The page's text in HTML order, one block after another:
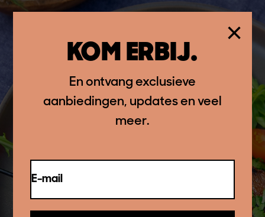
KOM ERBIJ.
En ontvang exclusieve
aanbiedingen, updates en veel
meer.
E-mail
×